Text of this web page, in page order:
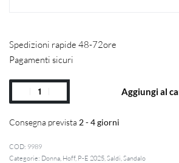
Spedizioni rapide 48-72ore
Pagamenti sicuri
Aggiungi al
Consegna prevista 2 - 4 giorni
9989
Categorie: Donna Hoff, P-E 2025 Saldi Sandalo